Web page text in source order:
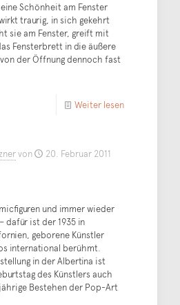
Schönheit am Fenster
traurig, in sich gekehrt
sie am Fenster, greift mit
Fensterbrett in die äußere
der Öffnung dennoch fast
Weiter lesen
von
20. Februar 2011
und immer wieder
dafür ist der 1935 in
geborene Künstler
international berühmt.
in der Albertina ist
des Künstlers auch
Bestehen der Pop-Art